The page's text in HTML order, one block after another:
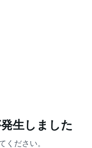
生しました
ください。